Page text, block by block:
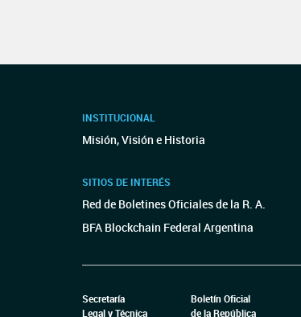
INSTITUCIONAL
Misión, Visión e Historia
SITIOS DE INTERÉS
Red de Boletines Oficiales de la R. A.
BFA Blockchain Federal Argentina
Secretaría
Legal y Técnica
Boletín Oficial
de la República